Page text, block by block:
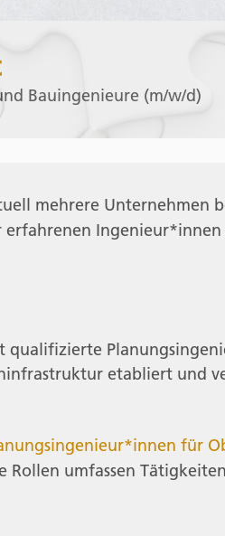
Bauingenieure (m/w/d)
mehrere Unternehmen
etabliert und
für
Rollen umfassen